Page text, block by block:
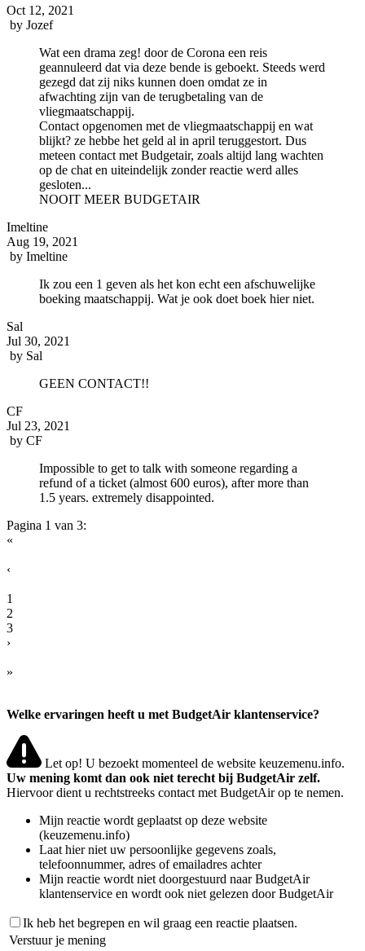
Oct 12, 2021
by Jozef
Wat een drama zeg! door de Corona een reis
geannuleerd dat via deze bende is geboekt. Steeds werd
gezegd dat zij niks kunnen doen omdat ze in
afwachting zijn van de terugbetaling van de
vliegmaatschappij.
Contact opgenomen met de vliegmaatschappij en wat
blijkt? ze hebbe het geld al in april teruggestort. Dus
meteen contact met Budgetair, zoals altijd lang wachten
op de chat en uiteindelijk zonder reactie werd alles
gesloten...
NOOIT MEER BUDGETAIR
Imeltine
Aug 19, 2021
by Imeltine
Ik zou een 1 geven als het kon echt een afschuwelijke
boeking maatschappij. Wat je ook doet boek hier niet.
Sal
Jul 30, 2021
by Sal
GEEN CONTACT!!
CF
Jul 23, 2021
by CF
Impossible to get to talk with someone regarding a
refund of a ticket (almost 600 euros), after more than
1.5 years. extremely disappointed.
Pagina 1 van 3:
«
‹
1
2
3
›
»
Welke ervaringen heeft u met BudgetAir klantenservice?
Let op! U bezoekt momenteel de website keuzemenu.info.
Uw mening komt dan ook niet terecht bij BudgetAir zelf.
Hiervoor dient u rechtstreeks contact met BudgetAir op te nemen.
Mijn reactie wordt geplaatst op deze website
(keuzemenu.info)
Laat hier niet uw persoonlijke gegevens zoals,
telefoonnummer, adres of emailadres achter
Mijn reactie wordt niet doorgestuurd naar BudgetAir
klantenservice en wordt ook niet gelezen door BudgetAir
Ik heb het begrepen en wil graag een reactie plaatsen.
Verstuur je mening